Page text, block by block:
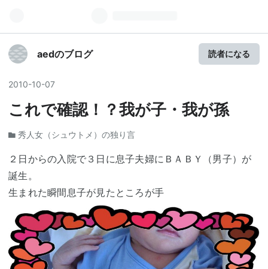
aedのブログ 読者になる
2010-10-07
これで確認！？我が子・我が孫
秀人女（シュウトメ）の独り言
２日からの入院で３日に息子夫婦にＢＡＢＹ（男子）が
誕生。
生まれた瞬間息子が見たところが手